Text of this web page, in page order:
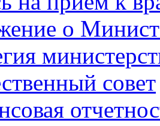
о
совет